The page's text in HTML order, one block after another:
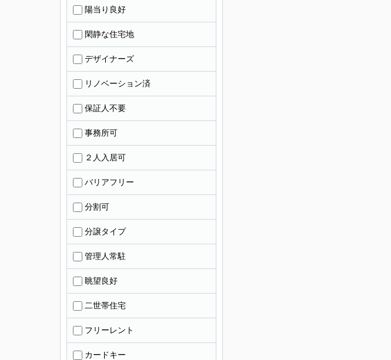
陽当り良好
閑静な住宅地
デザイナーズ
リノベーション済
保証人不要
事務所可
２人入居可
バリアフリー
分割可
分譲タイプ
管理人常駐
眺望良好
二世帯住宅
フリーレント
カードキー